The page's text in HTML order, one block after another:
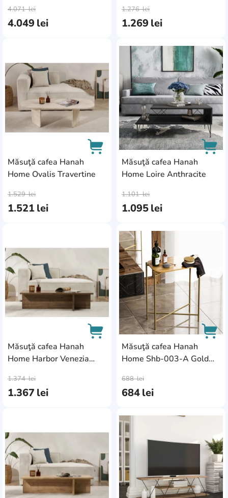
4.049 lei
4.071lei
1.269 lei
1.276lei
Măsuţă cafea Hanah
Home Ovalis Travertine
1.521lei
1.529lei
AddCardToFavourite
Măsuţă cafea Hanah
Home Loire Anthracite
1.095lei
1.101lei
Măsuţă cafea Hanah
Home Harbor Venezia
1.367lei
1.374lei
AddCardToFavourite
Măsuţă cafea Hanah
Home Shb-003-A Gold
684lei
688lei
AddCardToFavourite